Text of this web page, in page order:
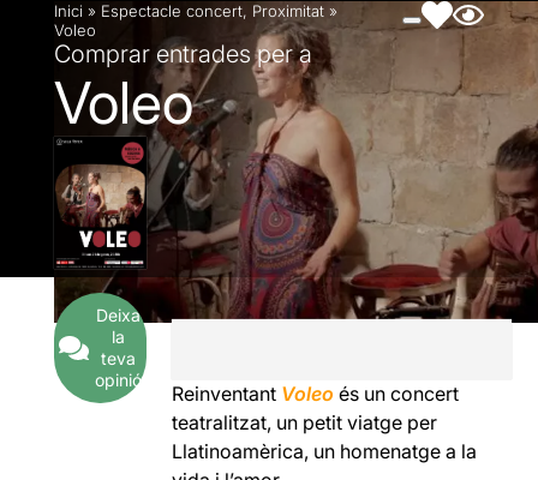
Inici » Espectacle concert, Proximitat »
Voleo
Comprar entrades per a
Voleo
Deixa
la
teva
opinió
Reinventant Voleo és un concert
teatralitzat, un petit viatge per
Llatinoamèrica, un homenatge a la